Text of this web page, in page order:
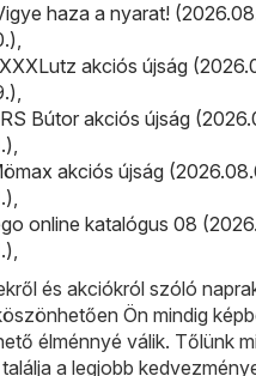
haza a nyarat!
,
akciós újság
,
Bútor akciós újság
,
akciós újság
,
online katalógus 08
,
és akciókról szóló
Ön mindig
élménnyé válik. Tőlünk
a legjobb